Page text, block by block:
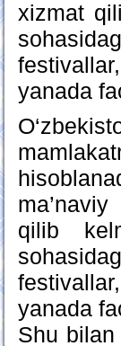
xizmat
yanada
qilib
yanada
Shu bilan